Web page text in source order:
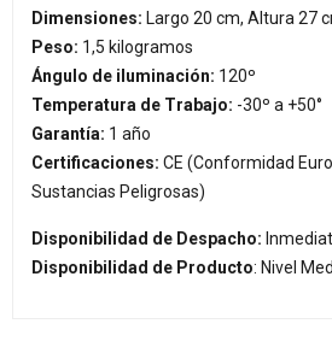
Dimensiones: Largo 20 cm, Altura 27
Peso: 1,5 kilogramos
Ángulo de iluminación: 120º
Temperatura de Trabajo: -30º a +50°
Garantía: 1 año
Certificaciones: CE (Conformidad
Sustancias Peligrosas)
Disponibilidad de Despacho:
Disponibilidad de Producto: Nivel